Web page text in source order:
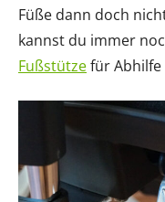
Füße dann doch
kannst du immer
Fußstützefür Abhilfe